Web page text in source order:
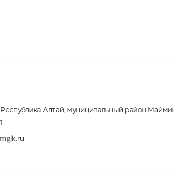
Республика Алтай, муниципальный район